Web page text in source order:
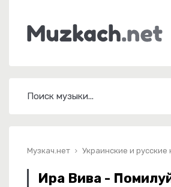
Музкач.нет Украинские и русские
Ира Вива -